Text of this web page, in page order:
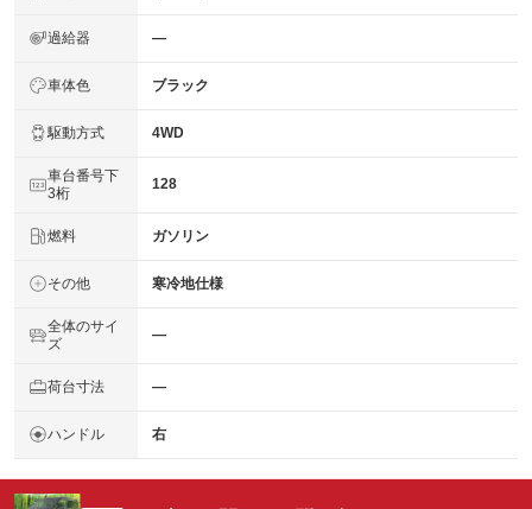
過給器 ―
車体色 ブラック
駆動方式 4WD
車台番号下
3桁
128
燃料 ガソリン
その他 寒冷地仕様
全体のサイ
ズ
―
荷台寸法 ―
ハンドル 右